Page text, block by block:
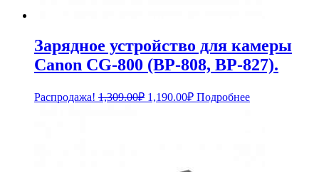
Зарядное устройство для камеры
Canon CG-800 (BP-808, BP-827).
Распродажа! 1,309.00₽ Первоначальная
1,190.00₽Текущая
цена:
Подробнее